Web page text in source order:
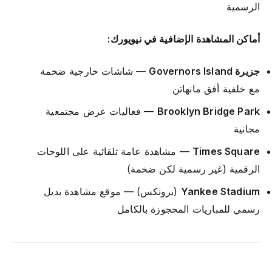
الرسمية
أماكن المشاهدة الإضافية في نيويورك:
جزيرة Governors Island
— شاشات خارجية ضخمة
مع خلفية أفق مانهاتن
Brooklyn Bridge Park — فعاليات عرض مجتمعية
مجانية
Times Square — مشاهدة عامة تلقائية على اللوحات
الرقمية (غير رسمية لكن ضخمة)
Yankee Stadium (برونكس) — موقع مشاهدة بديل
رسمي للمباريات المحجوزة بالكامل